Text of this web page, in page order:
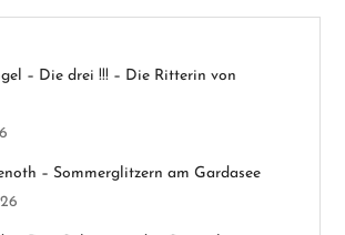
– Die drei !!! – Die Ritterin von
– Sommerglitzern am Gardasee